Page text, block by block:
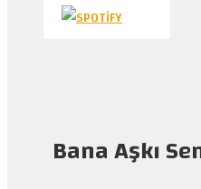
Bana Aşkı